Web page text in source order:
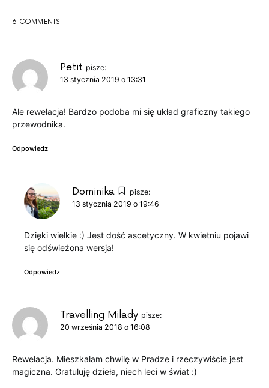
6 COMMENTS
Petit pisze:
13 stycznia 2019 o 13:31
Ale rewelacja! Bardzo podoba mi się układ graficzny takiego
przewodnika.
Odpowiedz
Dominika
pisze:
13 stycznia 2019 o 19:46
Dzięki wielkie :) Jest dość ascetyczny. W kwietniu pojawi
się odświeżona wersja!
Odpowiedz
Travelling Milady pisze:
20 września 2018 o 16:08
Rewelacja. Mieszkałam chwilę w Pradze i rzeczywiście jest
magiczna. Gratuluję dzieła, niech leci w świat :)